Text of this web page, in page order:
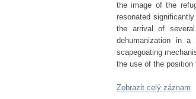
the image of the
resonated
the arrival of
dehumanization in
scapegoating
the use of the position
Zobrazit celý záznam